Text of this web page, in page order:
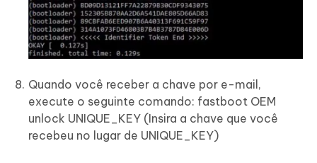
Quando você receber a chave por e-mail,
execute o seguinte comando: fastboot OEM
unlock UNIQUE_KEY (Insira a chave que você
recebeu no lugar de UNIQUE_KEY)